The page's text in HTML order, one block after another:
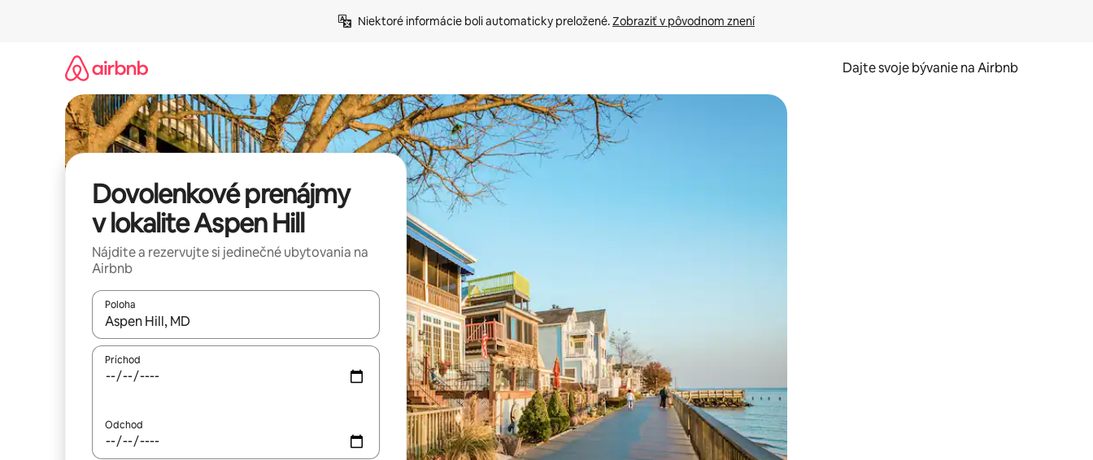
Niektoré informácie boli automaticky preložené. Zobraziť v pôvodnom znení
Dajte svoje bývanie na Airbnb
Dovolenkové prenájmy
v lokalite Aspen Hill
Nájdite a rezervujte si jedinečné ubytovania na
Airbnb
Poloha
Keď budú výsledky k dispozícii, môžete si ich prechádzať pomocou klávesov so šípkami nahor a nadol alebo ich preskúmať pomocou dotykových gest či potiahnutia prstom.
Príchod
Odchod